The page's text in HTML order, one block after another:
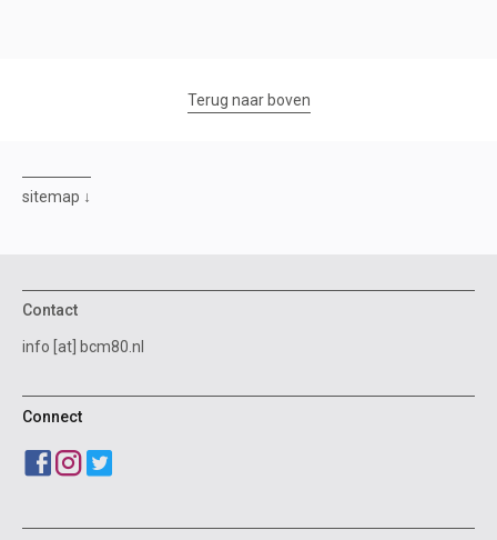
Terug naar boven
sitemap
Contact
info [at] bcm80.nl
Connect